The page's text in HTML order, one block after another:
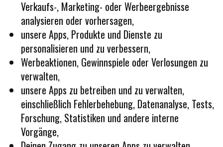
Verkaufs-, Marketing- oder Werbeergebnisse
analysieren oder vorhersagen,
unsere Apps, Produkte und Dienste zu
personalisieren und zu verbessern,
Werbeaktionen, Gewinnspiele oder Verlosungen zu
verwalten,
unsere Apps zu betreiben und zu verwalten,
einschließlich Fehlerbehebung, Datenanalyse, Tests,
Forschung, Statistiken und andere interne
Vorgänge,